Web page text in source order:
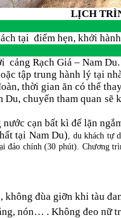
LỊCH
tại điểm hẹn, khởi
cảng Rạch Giá – Nam
tập trung hành lý tại
thời gian ăn có thể
chuyến tham quan
cạn bất kì để lặn
tại Nam Du) , du khách tự
đảo chính (30 phút).
đùa giỡn khi tàu
nón… . Không đeo nữ